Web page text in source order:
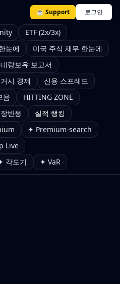
☕ Support 로그인
ETF (2x/3x)
눈에
미국 주식 재무 한눈에
량보유 보고서
시 경제
신용 스프레드
음
HITTING ZONE
반응
실적 랭킹
✦ Premium-search
Live
각도기 ✦ VaR